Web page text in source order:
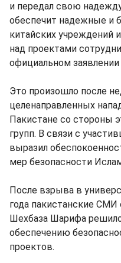
и передал свою
обеспечит надежные и
китайских учреждений
над проектами
официальном
Это произошло после
целенаправленных
Пакистане со стороны
групп. В связи с
выразил
мер безопасности
После взрыва в
года пакистанские СМИ
Шехбаза Шарифа
обеспечению
проектов.